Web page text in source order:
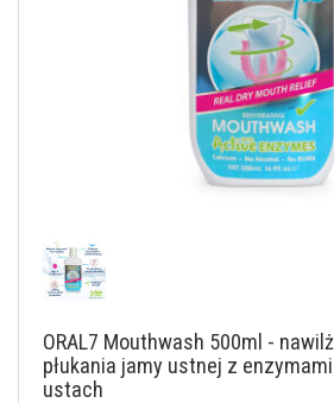
ORAL7 Mouthwash 500ml -
płukania jamy ustnej z
ustach